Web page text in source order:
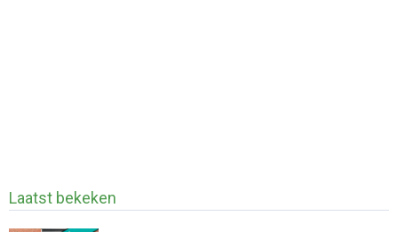
Laatst bekeken